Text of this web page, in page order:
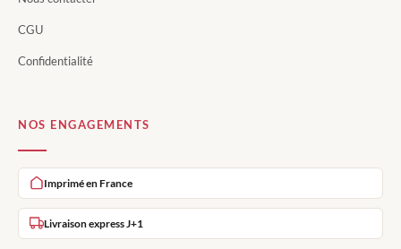
CGU
Confidentialité
NOS ENGAGEMENTS
Imprimé en France
Livraison express J+1